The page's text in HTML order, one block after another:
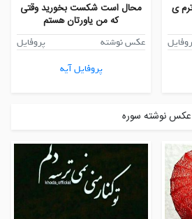
ی
محال است شکست بخورید وقتی
که من یاورتان هستم
عکس نوشته
پروفایل
پروفایل آیه
عکس نوشته سوره